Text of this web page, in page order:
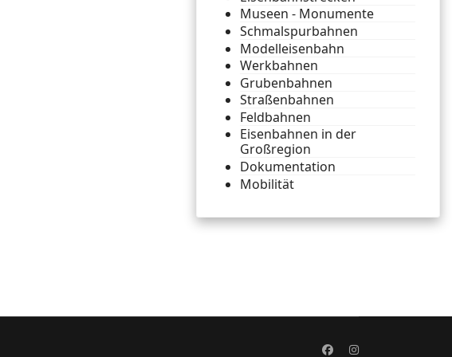
Museen - Monumente
Schmalspurbahnen
Modelleisenbahn
Werkbahnen
Grubenbahnen
Straßenbahnen
Feldbahnen
Eisenbahnen in der
Großregion
Dokumentation
Mobilität